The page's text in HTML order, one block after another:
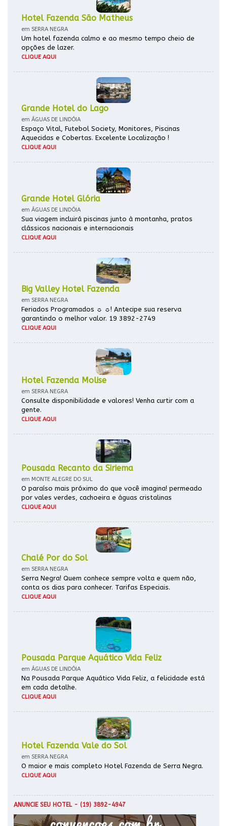
Hotel Fazenda São Matheus
em SERRA NEGRA
Um hotel fazenda calmo e ao mesmo tempo cheio de
opções de lazer.
CLIQUE AQUI
Grande Hotel do Lago
em ÁGUAS DE LINDÓIA
Espaço Vital, Futebol Society, Monitores, Piscinas
Aquecidas e Cobertas. Excelente Localização !
CLIQUE AQUI
Grande Hotel Glória
em ÁGUAS DE LINDÓIA
Sua viagem incluirá piscinas junto à montanha, pratos
clássicos nacionais e internacionais
CLIQUE AQUI
Big Valley Hotel Fazenda
em SERRA NEGRA
Feriados Programados ☼ ☼! Antecipe sua reserva
garantindo o melhor valor. 19 3892-2749
CLIQUE AQUI
Hotel Fazenda Molise
em SERRA NEGRA
Consulte disponibilidade e valores! Venha curtir com a
gente.
CLIQUE AQUI
Pousada Recanto da Siriema
em MONTE ALEGRE DO SUL
O paraíso mais próximo do que você imagina! permeado
por vales verdes, cachoeira e águas cristalinas
CLIQUE AQUI
Chalé Por do Sol
em SERRA NEGRA
Serra Negra! Quem conhece sempre volta e quem não,
conta os dias para conhecer. Tarifas Especiais.
CLIQUE AQUI
Pousada Parque Aquático Vida Feliz
em ÁGUAS DE LINDÓIA
Na Pousada Parque Aquático Vida Feliz, a felicidade está
em cada detalhe.
CLIQUE AQUI
Hotel Fazenda Vale do Sol
em SERRA NEGRA
O maior e mais completo Hotel Fazenda de Serra Negra.
CLIQUE AQUI
ANUNCIE SEU HOTEL- (19) 3892-4947